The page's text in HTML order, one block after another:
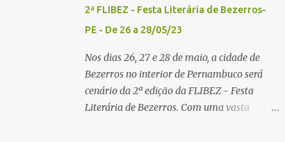
Se você mora em um dos municípios que faz
parte da campanha NA ROTA DE MANOEL
GONZAGA , você pode entrar em contato
com o(a) embaixador(a) e sugerir que um
dos livros seja doado para a sua biblioteca
2ª FLIBEZ - Festa Literária de Bezerros-
PE - De 26 a 28/05/23
Nos dias 26, 27 e 28 de maio, a cidade de
Bezerros no interior de Pernambuco será
cenário da 2ª edição da FLIBEZ - Festa
Literária de Bezerros. Com uma vasta